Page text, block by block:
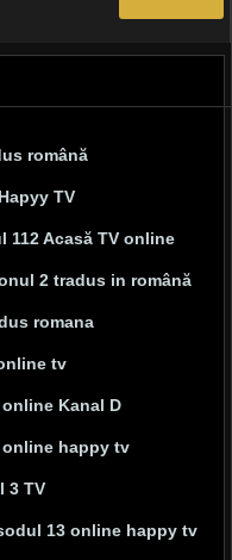
română
TV
Acasă TV online
2 tradus in română
romana
tv
Kanal D
online happy tv
3 TV
13 online happy tv